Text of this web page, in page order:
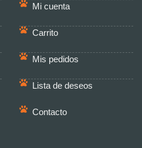
Mi cuenta
Carrito
Mis pedidos
Lista de deseos
Contacto